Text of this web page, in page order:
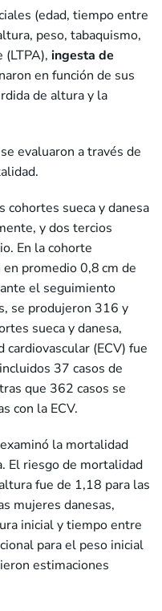
(edad, tiempo entre
peso, tabaquismo,
ingesta de
en función de sus
de altura y la
evaluaron a través de
cohortes sueca y danesa
y dos tercios
En la cohorte
promedio 0,8 cm de
el seguimiento
se produjeron 316 y
sueca y danesa,
(ECV) fue
37 casos de
que 362 casos se
con la ECV.
la mortalidad
El riesgo de mortalidad
fue de 1,18 para las
mujeres danesas,
inicial y tiempo entre
para el peso inicial
estimaciones